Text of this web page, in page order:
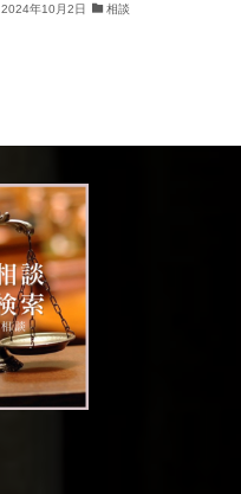
2024年10月2日 相談